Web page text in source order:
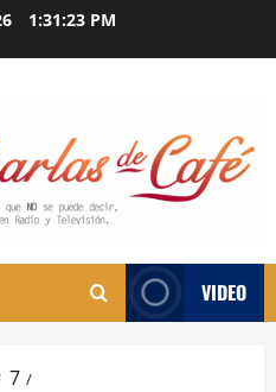
1:31:24 PM
VIDEO
7